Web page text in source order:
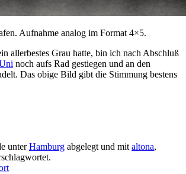
Aufnahme analog im Format 4×5.
allerbestes Grau hatte, bin ich nach Abschluß
noch aufs Rad gestiegen und an den
Das obige Bild gibt die Stimmung bestens
unterHamburg abgelegt und mit altona,